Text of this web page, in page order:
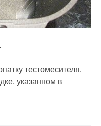
тестомесителя.
указанном в